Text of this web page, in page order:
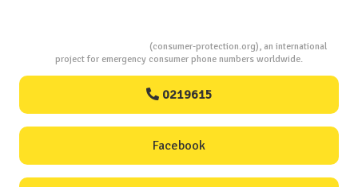
(consumer-protection.org), an international
project for emergency consumer phone numbers worldwide.
0219615
Facebook